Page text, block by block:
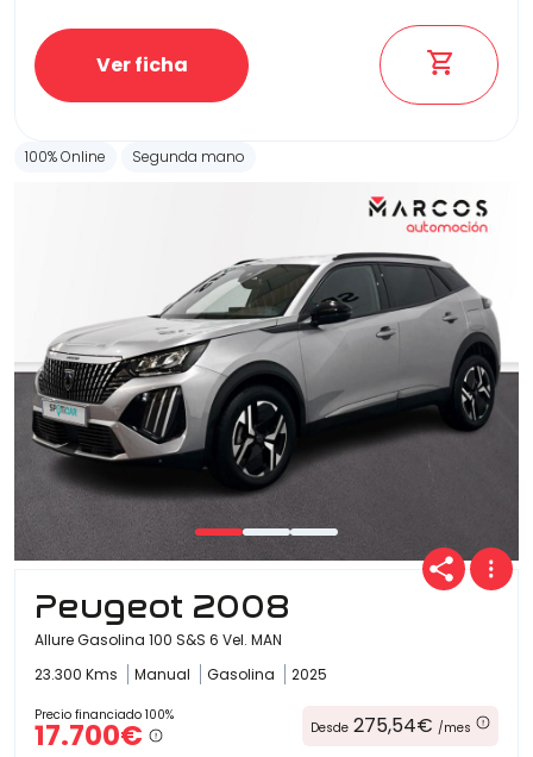
Ver ficha
100% Online Segunda mano
Peugeot 2008
Allure Gasolina 100 S&S 6 Vel. MAN
23.300 Kms
Manual Gasolina 2025
Precio financiado 100%
17.700€ Desde 275,54€ /mes